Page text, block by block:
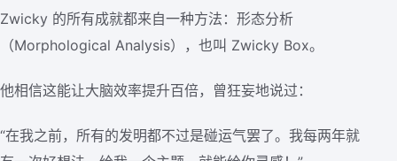
Zwicky 的所有成就都来自一种方法：形态分析
（Morphological Analysis），也叫 Zwicky Box。
他相信这能让大脑效率提升百倍，曾狂妄地说过：
“在我之前，所有的发明都不过是碰运气罢了。我每两年就